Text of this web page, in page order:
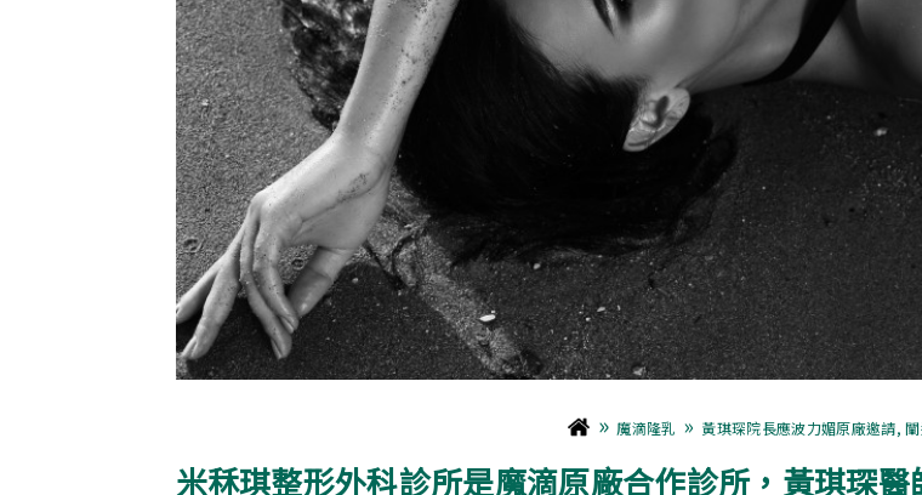
» 魔滴隆乳 » 黃琪琛院長應波力媚原廠邀請,
米秝琪整形外科診所是魔滴原廠合作診所，黃琪琛